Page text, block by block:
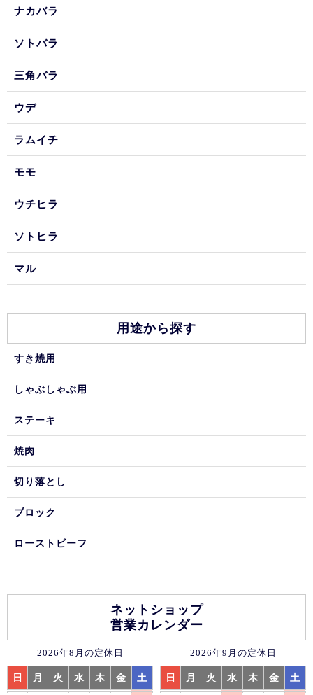
ナカバラ
ソトバラ
三角バラ
ウデ
ラムイチ
モモ
ウチヒラ
ソトヒラ
マル
用途から探す
すき焼用
しゃぶしゃぶ用
ステーキ
焼肉
切り落とし
ブロック
ローストビーフ
ネットショップ
営業カレンダー
2026年8月の定休日
日 月 火 水 木 金 土
2026年9月の定休日
日 月 火 水 木 金 土